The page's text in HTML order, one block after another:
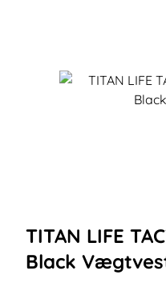
TITAN LIFE
Black